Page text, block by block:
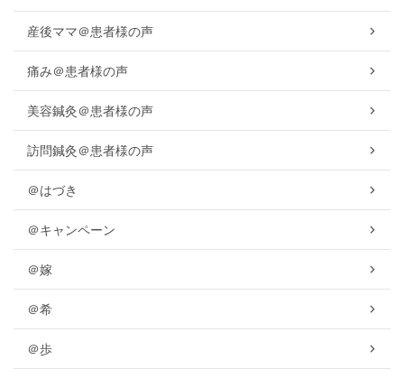
産後ママ＠患者様の声
痛み＠患者様の声
美容鍼灸＠患者様の声
訪問鍼灸＠患者様の声
＠はづき
＠キャンペーン
＠嫁
＠希
＠歩